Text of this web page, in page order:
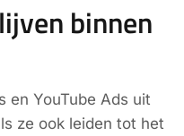
binnen
en YouTube Ads uit
ze ook leiden tot het